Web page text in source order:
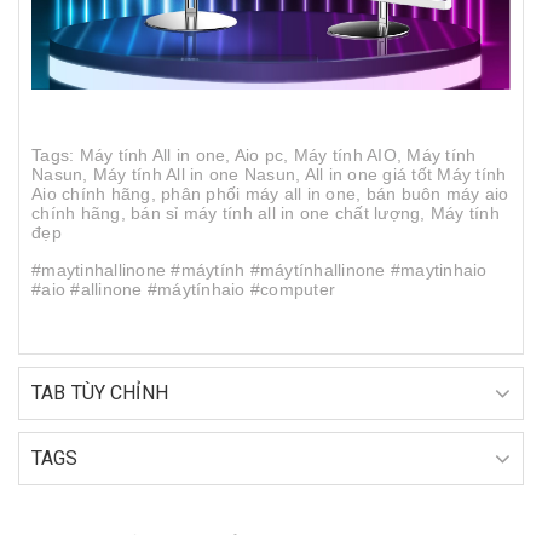
Tags: Máy tính All in one, Aio pc, Máy tính AIO, Máy tính
Nasun, Máy tính All in one Nasun, All in one giá tốt Máy tính
Aio chính hãng, phân phối máy all in one, bán buôn máy aio
chính hãng, bán sỉ máy tính all in one chất lượng, Máy tính
đẹp
#maytinhallinone #máytính #máytínhallinone #maytinhaio
#aio #allinone #máytínhaio #computer
TAB TÙY CHỈNH
TAGS